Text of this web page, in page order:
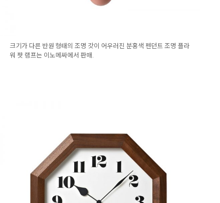
크기가 다른 반원 형태의 조명 갓이 어우러진 분홍색 펜던트 조명 플라
워 팟 램프는 이노메싸에서 판매.